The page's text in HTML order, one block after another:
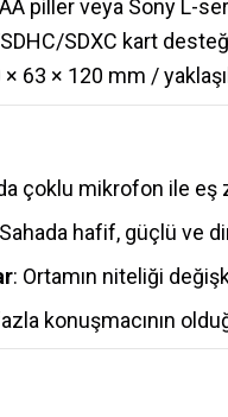
piller veya Sony L-
SDXC kart
× 63 × 120 mm /
çoklu mikrofon ile eş
hafif, güçlü ve
: Ortamın niteliği
konuşmacının